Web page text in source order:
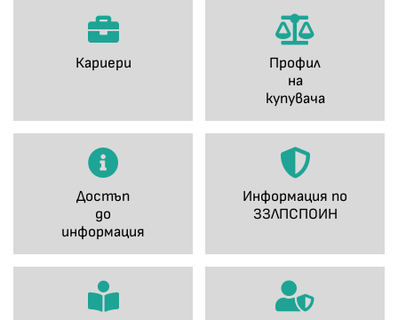
Кариери
Профил
на
купувача
Достъп
до
информация
Информация по
ЗЗЛПСПОИН